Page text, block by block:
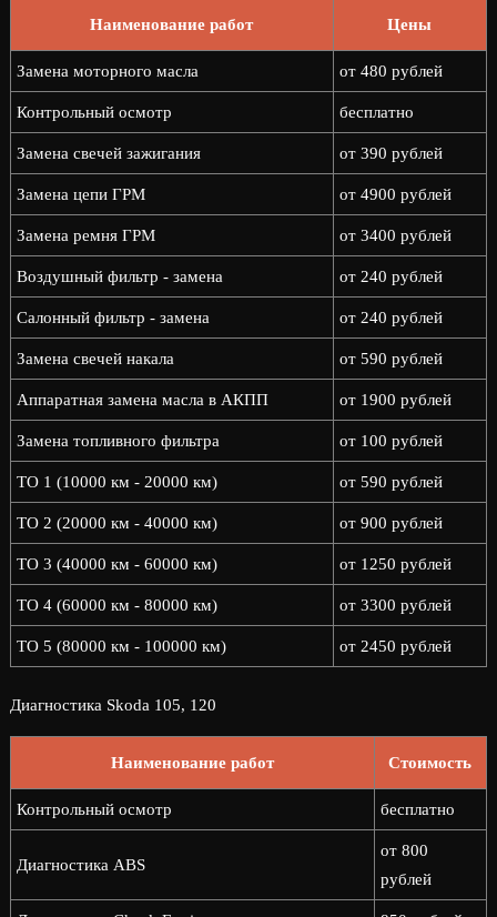
Наименование работ Цены
Замена моторного масла от 480 рублей
Контрольный осмотр бесплатно
Замена свечей зажигания от 390 рублей
Замена цепи ГРМ от 4900 рублей
Замена ремня ГРМ от 3400 рублей
Воздушный фильтр - замена от 240 рублей
Салонный фильтр - замена от 240 рублей
Замена свечей накала от 590 рублей
Аппаратная замена масла в АКПП от 1900 рублей
Замена топливного фильтра от 100 рублей
ТО 1 (10000 км - 20000 км) от 590 рублей
ТО 2 (20000 км - 40000 км) от 900 рублей
ТО 3 (40000 км - 60000 км) от 1250 рублей
ТО 4 (60000 км - 80000 км) от 3300 рублей
ТО 5 (80000 км - 100000 км) от 2450 рублей
Диагностика Skoda 105, 120
Наименование работ Стоимость
Контрольный осмотр бесплатно
Диагностика ABS
от 800
рублей